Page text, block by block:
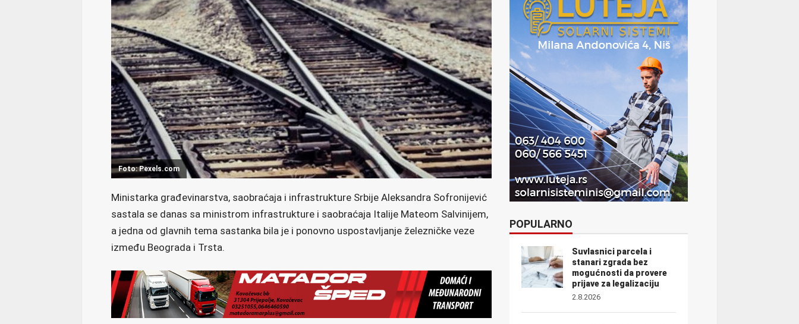
Foto: Pexels.com
Ministarka građevinarstva, saobraćaja i infrastrukture Srbije Aleksandra Sofronijević
sastala se danas sa ministrom infrastrukture i saobraćaja Italije Mateom Salvinijem,
a jedna od glavnih tema sastanka bila je i ponovno uspostavljanje železničke veze
između Beograda i Trsta.
POPULARNO
Suvlasnici parcela i
stanari zgrada bez
mogućnosti da provere
prijave za legalizaciju
2.8.2026